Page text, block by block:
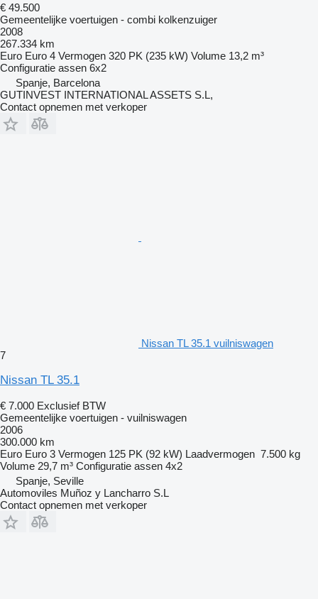
€ 49.500
Gemeentelijke voertuigen - combi kolkenzuiger
2008
267.334 km
Euro Euro 4 Vermogen 320 PK (235 kW) Volume 13,2 m³
Configuratie assen 6x2
Spanje, Barcelona
GUTINVEST INTERNATIONAL ASSETS S.L,
Contact opnemen met verkoper
Nissan TL 35.1 vuilniswagen
7
Nissan TL 35.1
€ 7.000 Exclusief BTW
Gemeentelijke voertuigen - vuilniswagen
2006
300.000 km
Euro Euro 3 Vermogen 125 PK (92 kW) Laadvermogen 7.500 kg
Volume 29,7 m³ Configuratie assen 4x2
Spanje, Seville
Automoviles Muñoz y Lancharro S.L
Contact opnemen met verkoper